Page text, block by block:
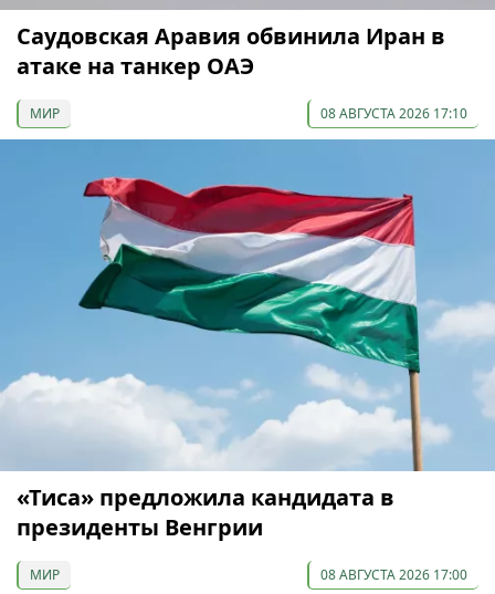
Саудовская Аравия обвинила Иран в
атаке на танкер ОАЭ
МИР 08 АВГУСТА 2026 17:10
«Тиса» предложила кандидата в
президенты Венгрии
МИР 08 АВГУСТА 2026 17:00